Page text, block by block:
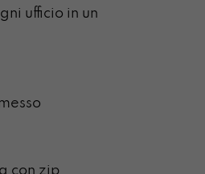
ufficio in un
con zip